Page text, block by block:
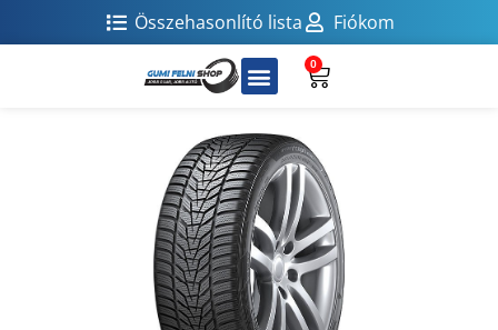
Összehasonlító lista Fiókom
0